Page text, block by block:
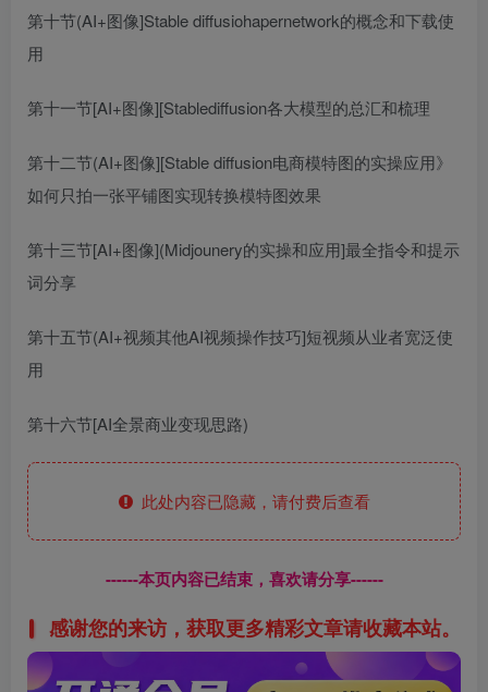
第十节(AI+图像]Stable diffusiohapernetwork的概念和下载使
用
第十一节[AI+图像][Stablediffusion各大模型的总汇和梳理
第十二节(AI+图像][Stable diffusion电商模特图的实操应用》
如何只拍一张平铺图实现转换模特图效果
第十三节[AI+图像](Midjounery的实操和应用]最全指令和提示
词分享
第十五节(AI+视频其他AI视频操作技巧]短视频从业者宽泛使
用
第十六节[AI全景商业变现思路)
此处内容已隐藏，请付费后查看
------本页内容已结束，喜欢请分享------
感谢您的来访，获取更多精彩文章请收藏本站。